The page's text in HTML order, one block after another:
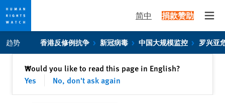
Skip
to
privacy
Skip
to
content
简中 捐款赞助
趋势 香港反修例抗争 新冠病毒 中国大规模监控 罗兴亚
Would you like to read this page in English?
Yes
No, don't ask again
✕关闭